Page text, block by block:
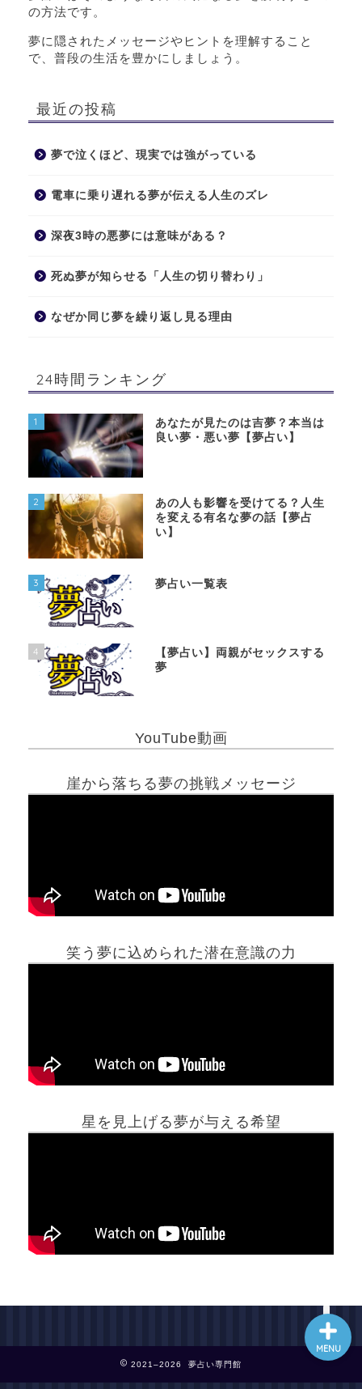
の方法です。
夢に隠されたメッセージやヒントを理解すること
で、普段の生活を豊かにしましょう。
最近の投稿
夢で泣くほど、現実では強がっている
電車に乗り遅れる夢が伝える人生のズレ
深夜3時の悪夢には意味がある？
死ぬ夢が知らせる「人生の切り替わり」
なぜか同じ夢を繰り返し見る理由
24時間ランキング
1
あなたが見たのは吉夢？本当は
良い夢・悪い夢【夢占い】
2
あの人も影響を受けてる？人生
を変える有名な夢の話【夢占
い】
3 夢占い一覧表
4
【夢占い】両親がセックスする
夢
YouTube動画
崖から落ちる夢の挑戦メッセージ
笑う夢に込められた潜在意識の力
星を見上げる夢が与える希望
2021–2026 夢占い専門館
MENU
ホーム
最新記事動画